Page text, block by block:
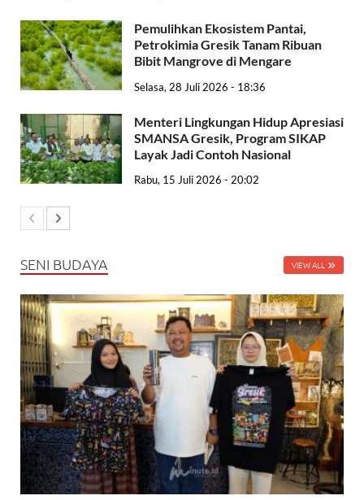
Pemulihkan Ekosistem Pantai,
Petrokimia Gresik Tanam Ribuan
Bibit Mangrove di Mengare
Selasa, 28 Juli 2026 - 18:36
Menteri Lingkungan Hidup Apresiasi
SMANSA Gresik, Program SIKAP
Layak Jadi Contoh Nasional
Rabu, 15 Juli 2026 - 20:02
SENI BUDAYA VIEW ALL